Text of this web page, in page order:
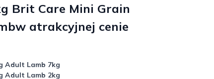
Brit Care Mini Grain
atrakcyjnej cenie
Adult Lamb 7kg
Adult Lamb 2kg